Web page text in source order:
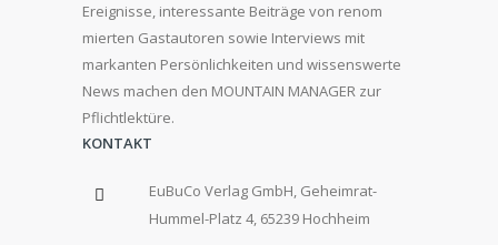
Ereignisse, interessante Beiträge von renom
mierten Gastautoren sowie Interviews mit
markanten Persönlichkeiten und wissenswerte
News machen den MOUNTAIN MANAGER zur
Pflichtlektüre.
KONTAKT
EuBuCo Verlag GmbH, Geheimrat-
Hummel-Platz 4, 65239 Hochheim